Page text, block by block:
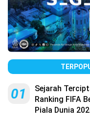
01
Sejarah
Ranking FIFA
Piala Dunia